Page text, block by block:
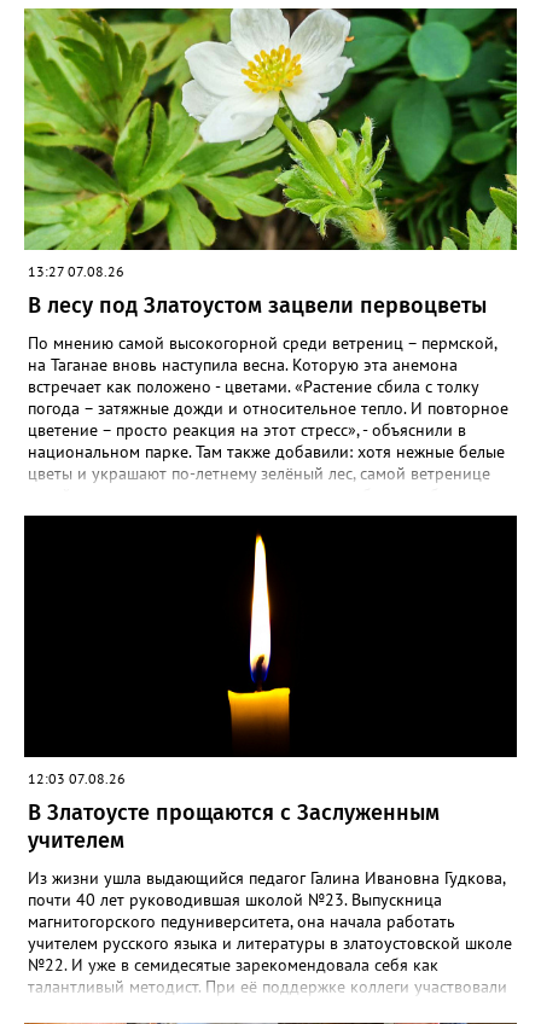
13:27 07.08.26
В лесу под Златоустом зацвели первоцветы
По мнению самой высокогорной среди ветрениц – пермской,
на Таганае вновь наступила весна. Которую эта анемона
встречает как положено - цветами. «Растение сбила с толку
погода – затяжные дожди и относительное тепло. И повторное
цветение – просто реакция на этот стресс», - объяснили в
национальном парке. Там также добавили: хотя нежные белые
цветы и украшают по-летнему зелёный лес, самой ветренице
силы перед долгой зимовкой.
12:03 07.08.26
В Златоусте прощаются с Заслуженным
учителем
Из жизни ушла выдающийся педагог Галина Ивановна Гудкова,
почти 40 лет руководившая школой №23. Выпускница
магнитогорского педуниверситета, она начала работать
учителем русского языка и литературы в златоустовской школе
№22. И уже в семидесятые зарекомендовала себя как
талантливый методист. При её поддержке коллеги участвовали